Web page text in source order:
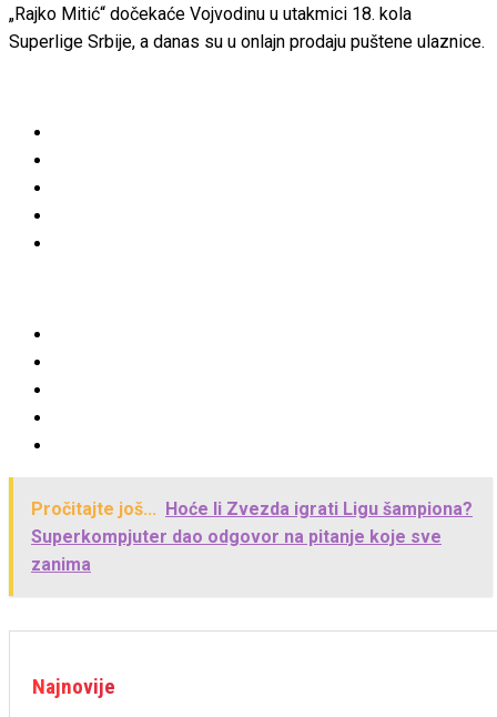
„Rajko Mitić“ dočekaće Vojvodinu u utakmici 18. kola
Superlige Srbije, a danas su u onlajn prodaju puštene ulaznice.
Pročitajte još... Hoće li Zvezda igrati Ligu šampiona?
Superkompjuter dao odgovor na pitanje koje sve
zanima
Najnovije